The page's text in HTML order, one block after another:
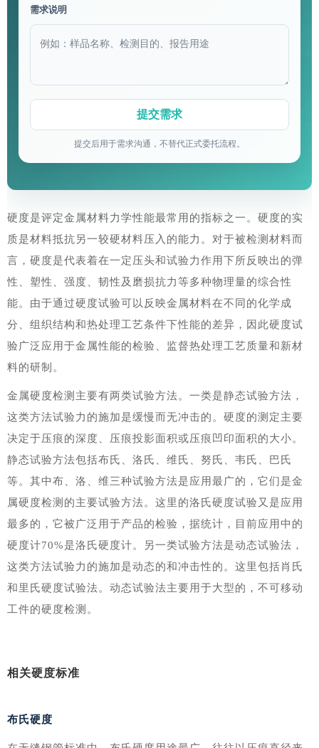
需求说明
提交后用于需求沟通，不替代正式委托流程。
硬度是评定金属材料力学性能最常用的指标之一。硬度的实
质是材料抵抗另一较硬材料压入的能力。对于被检测材料而
言，硬度是代表着在一定压头和试验力作用下所反映出的弹
性、塑性、强度、韧性及磨损抗力等多种物理量的综合性
能。由于通过硬度试验可以反映金属材料在不同的化学成
分、组织结构和热处理工艺条件下性能的差异，因此硬度试
验广泛应用于金属性能的检验、监督热处理工艺质量和新材
料的研制。
金属硬度检测主要有两类试验方法。一类是静态试验方法，
这类方法试验力的施加是缓慢而无冲击的。硬度的测定主要
决定于压痕的深度、压痕投影面积或压痕凹印面积的大小。
静态试验方法包括布氏、洛氏、维氏、努氏、韦氏、巴氏
等。其中布、洛、维三种试验方法是应用最广的，它们是金
属硬度检测的主要试验方法。这里的洛氏硬度试验又是应用
最多的，它被广泛用于产品的检验，据统计，目前应用中的
硬度计70%是洛氏硬度计。另一类试验方法是动态试验法，
这类方法试验力的施加是动态的和冲击性的。这里包括肖氏
和里氏硬度试验法。动态试验法主要用于大型的，不可移动
工件的硬度检测。
相关硬度标准
布氏硬度